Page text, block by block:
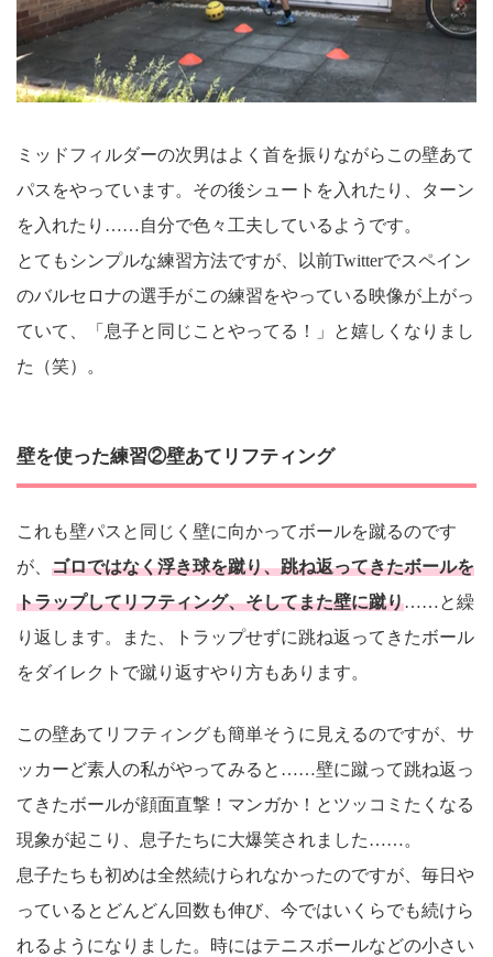
ミッドフィルダーの次男はよく首を振りながらこの壁あて
パスをやっています。その後シュートを入れたり、ターン
を入れたり……自分で色々工夫しているようです。
とてもシンプルな練習方法ですが、以前Twitterでスペイン
のバルセロナの選手がこの練習をやっている映像が上がっ
ていて、「息子と同じことやってる！」と嬉しくなりまし
た（笑）。
壁を使った練習②壁あてリフティング
これも壁パスと同じく壁に向かってボールを蹴るのです
が、 ゴロではなく浮き球を蹴り、跳ね返ってきたボールを
トラップしてリフティング、そしてまた壁に蹴り……と繰
り返します。また、トラップせずに跳ね返ってきたボール
をダイレクトで蹴り返すやり方もあります。
この壁あてリフティングも簡単そうに見えるのですが、サ
ッカーど素人の私がやってみると……壁に蹴って跳ね返っ
てきたボールが顔面直撃！マンガか！とツッコミたくなる
現象が起こり、息子たちに大爆笑されました……。
息子たちも初めは全然続けられなかったのですが、毎日や
っているとどんどん回数も伸び、今ではいくらでも続けら
れるようになりました。時にはテニスボールなどの小さい